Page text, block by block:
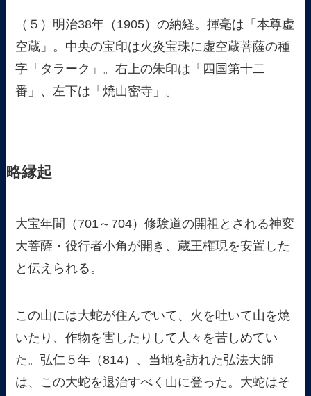
（５）明治38年（1905）の納経。揮毫は「本尊虚
空蔵」。中央の宝印は火炎宝珠に虚空蔵菩薩の種
字「タラーク」。右上の朱印は「四国第十二
番」、左下は「焼山密寺」。
略縁起
大宝年間（701～704）修験道の開祖とされる神変
大菩薩・役行者小角が開き、蔵王権現を安置した
と伝えられる。
この山には大蛇が住んでいて、火を吐いて山を焼
いたり、作物を害したりして人々を苦しめてい
た。弘仁５年（814）、当地を訪れた弘法大師
は、この大蛇を退治すべく山に登った。大蛇はそ